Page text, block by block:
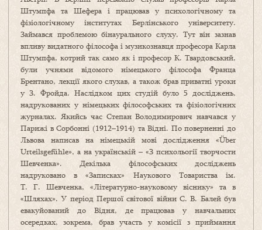
Штумпфа та Шефера і працював у психологічному та
фізіологічному інститутах Берлінського університету.
Займався проблемою бінаурального слуху. Тут він зазнав
впливу видатного філософа і музикознавця професора Карла
Штумпфа, котрий так само як і професор К. Твардовський,
були учнями відомого німецького філософа Франца
Брентано, лекції якого слухав, а також брав приватні уроки
у З. Фройда. Наслідком цих студій було 5 досліджень,
надрукованих у німецьких філософських та фізіологічних
журналах. Якийсь час Степан Володимирович навчався у
Парижі в Сорбонні (1912–1914) та Відні. По поверненні до
Львова написав на німецькій мові дослідження «Über
Urteilsgefühle», а на українській – «З психольогії творчости
Шевченка». Декілька філософських досліджень
надруковано в «Записках» Наукового Товариства ім.
Т. Г. Шевченка, «Літературно-науковому віснику» та в
«Шляхах». У період Першої світової війни С. В. Балей був
евакуйований до Відня, де працював у навчальних
осередках, зокрема, брав участь у комісії з приймання